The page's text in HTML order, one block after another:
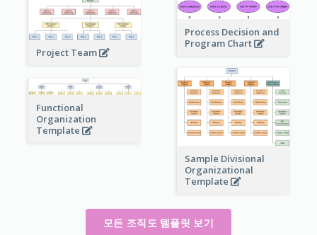
Process Decision and
Program Chart
Project Team
Sample Divisional
Organizational
Template
Functional
Organization
Template
모든 조직도 템플릿 보기